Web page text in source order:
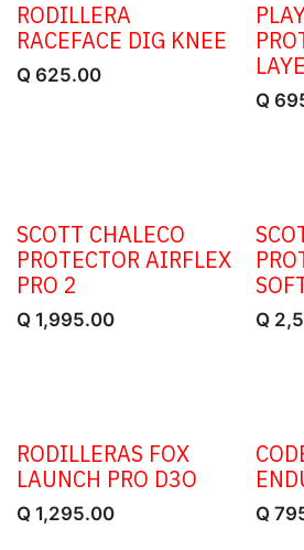
RODILLERA
RACEFACE DIG KNEE
Q 625.00
Q
​SCOTT CHALECO
PROTECTOR AIRFLEX
PRO 2
Q 1,995.00 Q
RODILLERAS FOX
LAUNCH PRO D3O
Q 1,295.00 Q